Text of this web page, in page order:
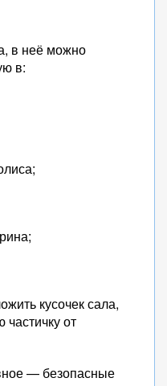
в неё можно
в:
кусочек сала,
частичку от
— безопасные